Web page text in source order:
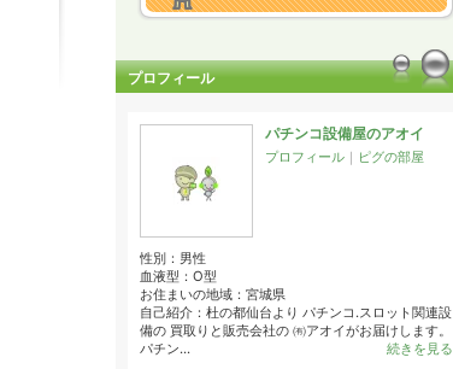
プロフィール
パチンコ設備屋のアオイ
プロフィール ｜ ピグの部屋
性別： 男性
血液型： O型
お住まいの地域： 宮城県
自己紹介：杜の都仙台より パチンコ.スロット関連設
備の 買取りと販売会社の ㈲アオイがお届けします。
パチン...
続きを見る